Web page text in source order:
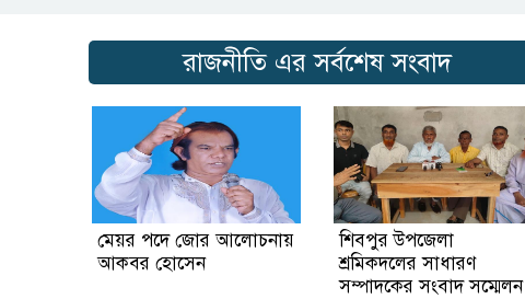
রাজনীতি এর সর্বশেষ সংবাদ
মেয়র পদে জোর আলোচনায়
আকবর হোসেন
শিবপুর উপজেলা
শ্রমিকদলের সাধারণ
সম্পাদকের সংবাদ সম্মেলন